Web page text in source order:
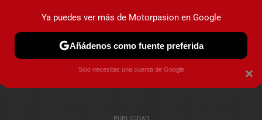
PRUEBAS COCHES ELÉCTRICOS OBSERVATORIO
×
Ya puedes ver más de Motorpasion en Google
Añádenos como fuente preferida
Solo necesitas una cuenta de Google